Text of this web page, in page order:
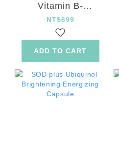
Vitamin B-
Complex Capsule
NT$699
ADD TO CART